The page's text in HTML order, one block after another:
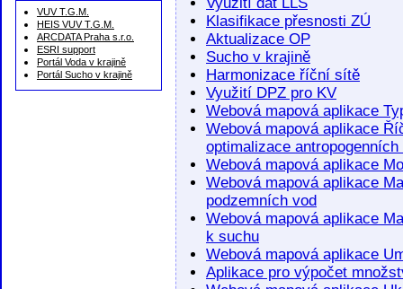
VUV T.G.M.
HEIS VUV T.G.M.
ARCDATA Praha s.r.o.
ESRI support
Portál Voda v krajině
Portál Sucho v krajině
Klasifikace přesnosti ZÚ
Aktualizace OP
Sucho v krajině
Harmonizace říční sítě
Využití DPZ pro KV
Webová mapová aplikace
Webová mapová aplikace
optimalizace antropogenních
Webová mapová aplikace
Webová mapová aplikace
podzemních vod
Webová mapová aplikace
k suchu
Webová mapová aplikace
Aplikace pro výpočet